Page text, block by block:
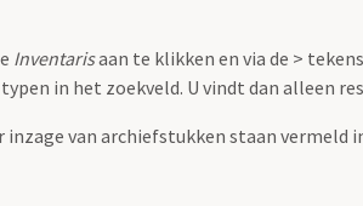
Inventarisaan te klikken en via de >
in het zoekveld. U vindt dan alleen
inzage van archiefstukken staan vermeld